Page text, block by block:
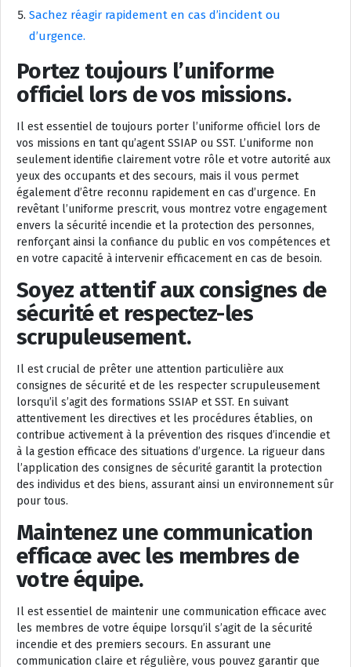
Sachez réagir rapidement en cas d’incident ou
d’urgence.
Portez toujours l’uniforme
officiel lors de vos missions.
Il est essentiel de toujours porter l’uniforme officiel lors de
vos missions en tant qu’agent SSIAP ou SST. L’uniforme non
seulement identifie clairement votre rôle et votre autorité aux
yeux des occupants et des secours, mais il vous permet
également d’être reconnu rapidement en cas d’urgence. En
revêtant l’uniforme prescrit, vous montrez votre engagement
envers la sécurité incendie et la protection des personnes,
renforçant ainsi la confiance du public en vos compétences et
en votre capacité à intervenir efficacement en cas de besoin.
Soyez attentif aux consignes de
sécurité et respectez-les
scrupuleusement.
Il est crucial de prêter une attention particulière aux
consignes de sécurité et de les respecter scrupuleusement
lorsqu’il s’agit des formations SSIAP et SST. En suivant
attentivement les directives et les procédures établies, on
contribue activement à la prévention des risques d’incendie et
à la gestion efficace des situations d’urgence. La rigueur dans
l’application des consignes de sécurité garantit la protection
des individus et des biens, assurant ainsi un environnement sûr
pour tous.
Maintenez une communication
efficace avec les membres de
votre équipe.
Il est essentiel de maintenir une communication efficace avec
les membres de votre équipe lorsqu’il s’agit de la sécurité
incendie et des premiers secours. En assurant une
communication claire et régulière, vous pouvez garantir que